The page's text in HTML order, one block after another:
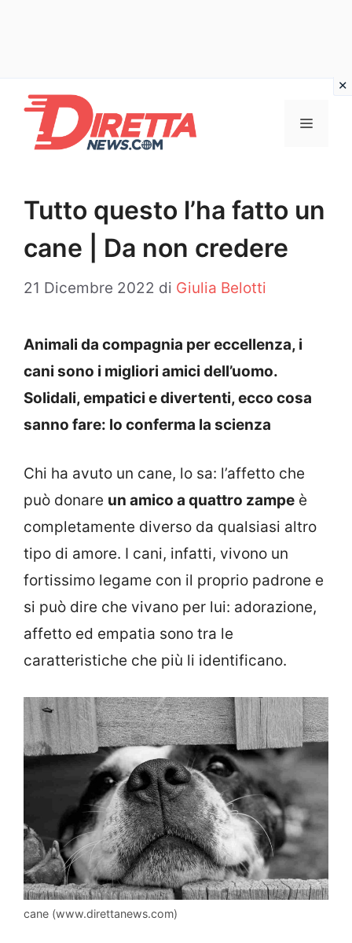
contenuto
Menu
Tutto questo l’ha fatto un
cane | Da non credere
21 Dicembre 2022 di Giulia Belotti
Animali da compagnia per eccellenza, i
cani sono i migliori amici dell’uomo.
Solidali, empatici e divertenti, ecco cosa
sanno fare: lo conferma la scienza
Chi ha avuto un cane, lo sa: l’affetto che
può donare un amico a quattro zampe è
completamente diverso da qualsiasi altro
tipo di amore. I cani, infatti, vivono un
fortissimo legame con il proprio padrone e
si può dire che vivano per lui: adorazione,
affetto ed empatia sono tra le
caratteristiche che più li identificano.
cane (www.direttanews.com)